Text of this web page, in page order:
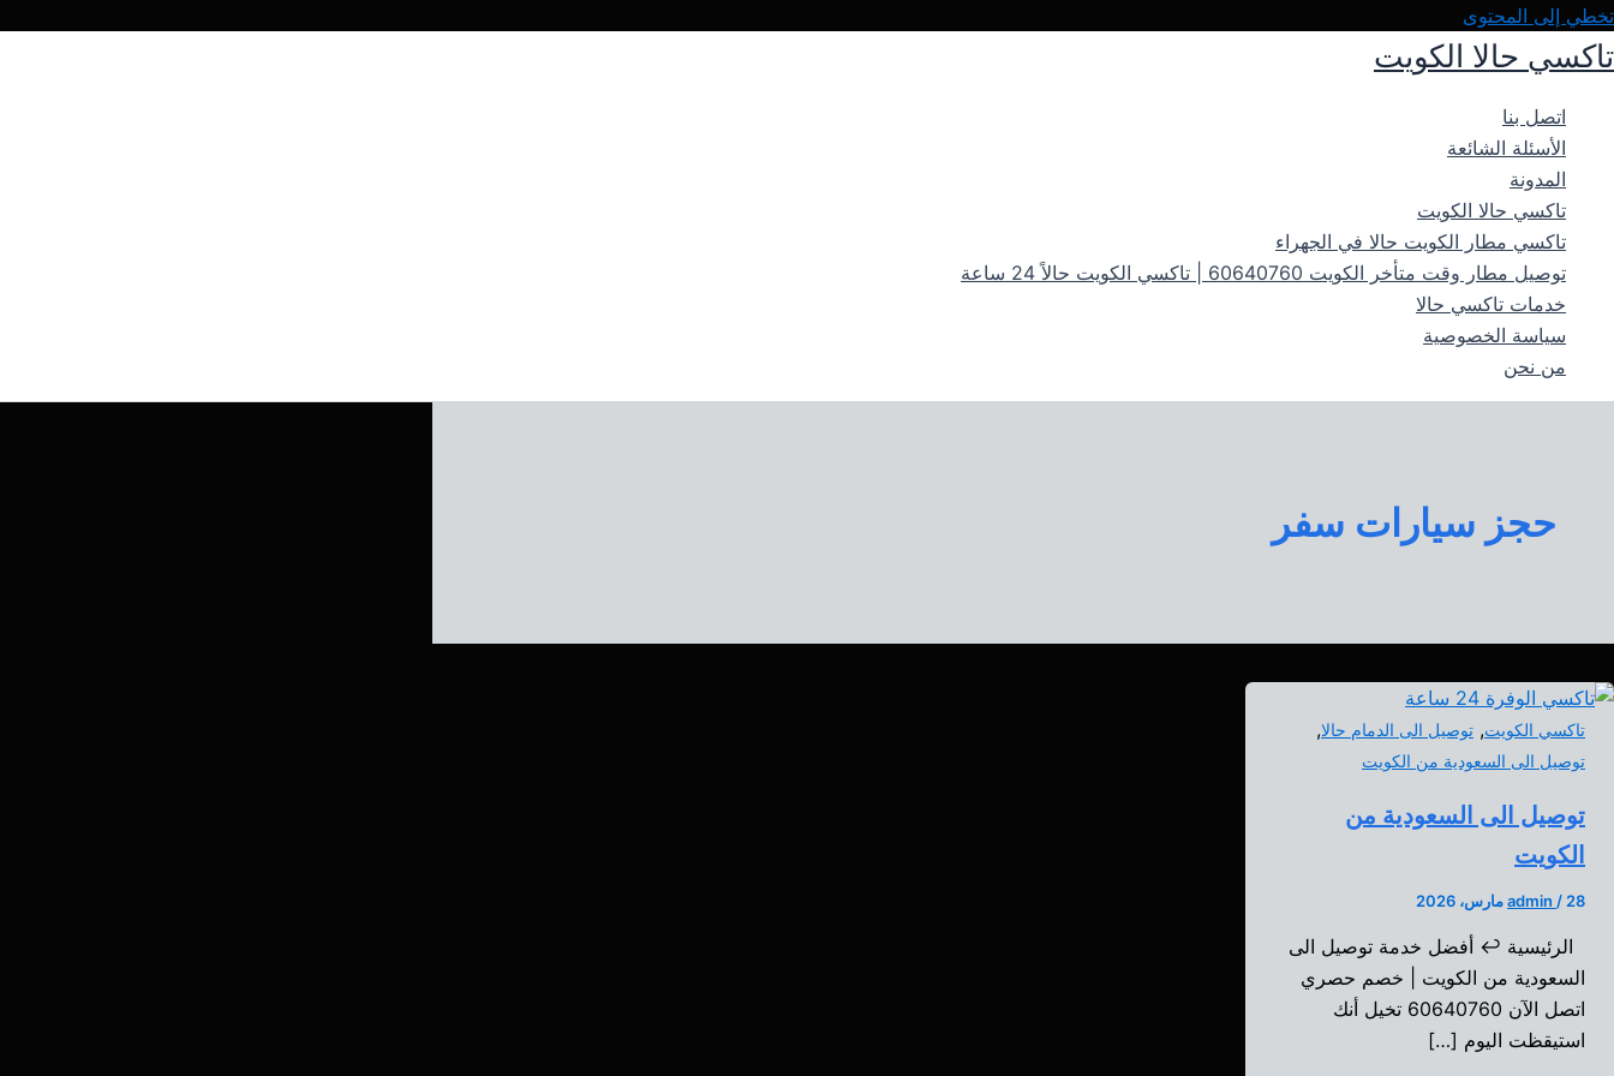
تخطي إلى المحتوى
تاكسي حالا الكويت
اتصل بنا
الأسئلة الشائعة
المدونة
تاكسي حالا الكويت
تاكسي مطار الكويت حالا في الجهراء
توصيل مطار وقت متأخر الكويت 60640760 | تاكسي الكويت حالاً 24 ساعة
خدمات تاكسي حالا
سياسة الخصوصية
من نحن
حجز سيارات سفر
تاكسي الكويت, توصيل الى الدمام حالا,
توصيل الى السعودية من الكويت
توصيل الى السعودية من
الكويت
admin / 28 مارس، 2026
الرئيسية ↩️ أفضل خدمة توصيل الى
السعودية من الكويت | خصم حصري
اتصل الآن 60640760 تخيل أنك
استيقظت اليوم […]